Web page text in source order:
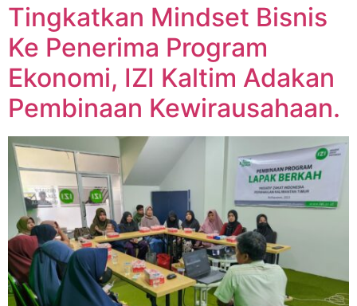
Tingkatkan Mindset Bisnis
Ke Penerima Program
Ekonomi, IZI Kaltim Adakan
Pembinaan Kewirausahaan.